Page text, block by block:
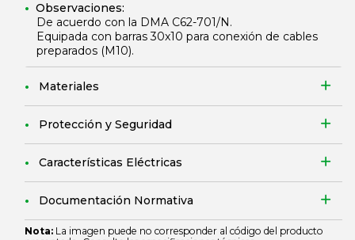
Observaciones:
De acuerdo con la DMA C62-701/N.
Equipada con barras 30x10 para conexión de cables
preparados (M10).
Materiales
Protección y Seguridad
Características Eléctricas
Documentación Normativa
Nota: La imagen puede no corresponder al código del producto